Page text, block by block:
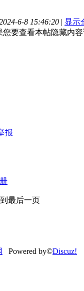
6-8 15:46:20 | 显示
您要查看本帖隐藏内
报
最后一页
Powered by©Discuz!